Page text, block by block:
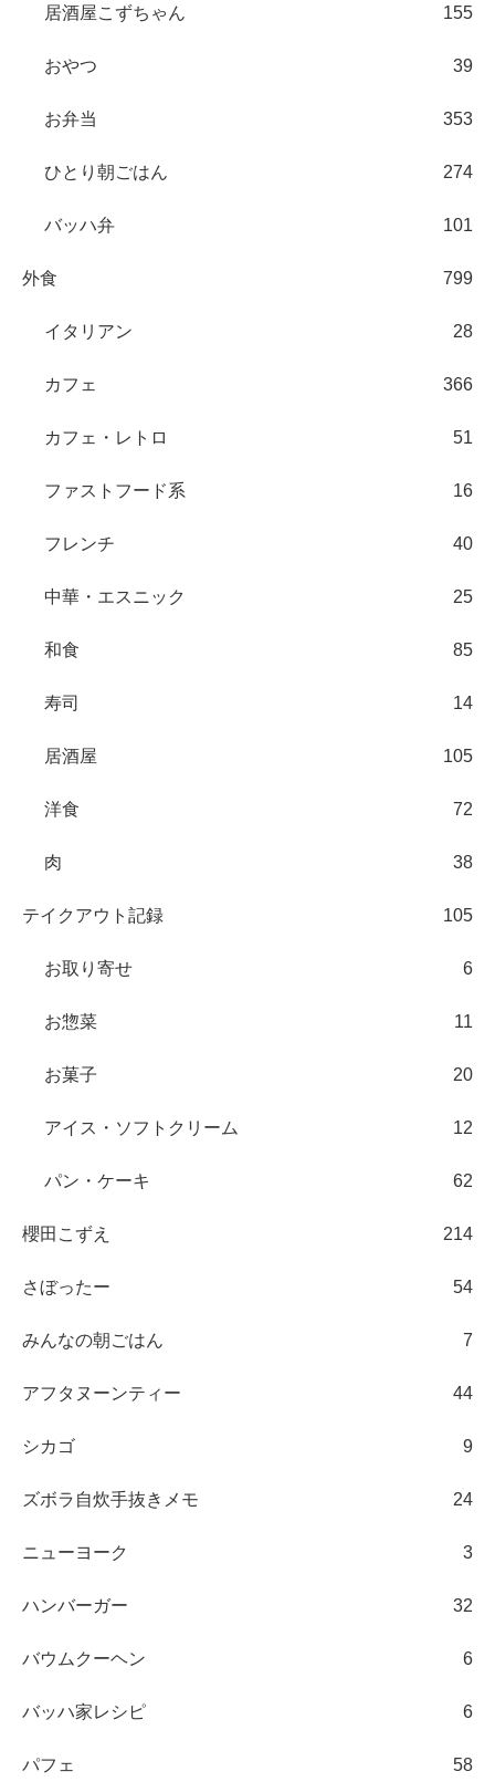
居酒屋こずちゃん 155
おやつ 39
お弁当 353
ひとり朝ごはん 274
バッハ弁 101
外食 799
イタリアン 28
カフェ 366
カフェ・レトロ 51
ファストフード系 16
フレンチ 40
中華・エスニック 25
和食 85
寿司 14
居酒屋 105
洋食 72
肉 38
テイクアウト記録 105
お取り寄せ 6
お惣菜 11
お菓子 20
アイス・ソフトクリーム 12
パン・ケーキ 62
櫻田こずえ 214
さぼったー 54
みんなの朝ごはん 7
アフタヌーンティー 44
シカゴ 9
ズボラ自炊手抜きメモ 24
ニューヨーク 3
ハンバーガー 32
バウムクーヘン 6
バッハ家レシピ 6
パフェ 58